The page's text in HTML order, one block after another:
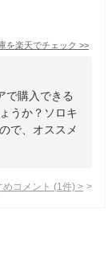
を楽天でチェック >>
で購入できる
うか？ソロキ
で、オススメ
コメント (1 件) >